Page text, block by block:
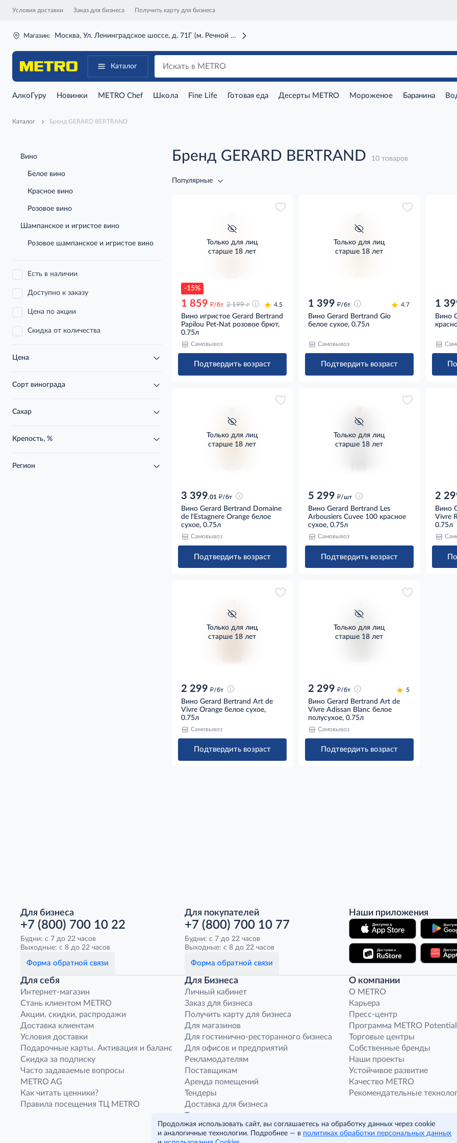
Условия доставки Заказ для бизнеса Получить карту для бизнеса
Магазин: Москва, Ул. Ленинградское шоссе, д. 71Г (м. Речной вокзал)
Каталог
АлкоГуру Новинки METRO Chef Школа Fine Life Готовая еда Десерты METRO Мороженое Баранина
Каталог Бренд GERARD BERTRAND
Вино
Белое вино
Красное вино
Розовое вино
Шампанское и игристое вино
Розовое шампанское и игристое вино
Есть в наличии
Доступно к заказу
Цена по акции
Скидка от количества
Цена
Сорт винограда
Сахар
Крепость, %
Регион
Бренд GERARD BERTRAND 10 товаров
Популярные
-15%
Только для лиц
старше 18 лет
1 859 д/бт 2 199 д 4.5
Вино игристое Gerard Bertrand
Papilou Pet-Nat розовое брют,
0.75л
Самовывоз
Подтвердить возраст
Только для лиц
старше 18 лет
1 399 д/бт 4.7
Вино Gerard Bertrand Gio
белое сухое, 0.75л
Самовывоз
Подтвердить возраст
1
Вино
Только для лиц
старше 18 лет
3 399.01 д/бт
Вино Gerard Bertrand Domaine
de l'Estagnere Orange белое
сухое, 0.75л
Самовывоз
Подтвердить возраст
Только для лиц
старше 18 лет
5 299 д/шт
Вино Gerard Bertrand Les
Arbousiers Cuvee 100 красное
сухое, 0.75л
Самовывоз
Подтвердить возраст
2
Вино
Vivre
0.75л
Только для лиц
старше 18 лет
2 299 д/бт
Вино Gerard Bertrand Art de
Vivre Orange белое сухое,
0.75л
Самовывоз
Подтвердить возраст
Только для лиц
старше 18 лет
2 299 д/бт 5
Вино Gerard Bertrand Art de
Vivre Adissan Blanc белое
полусухое, 0.75л
Самовывоз
Подтвердить возраст
Для бизнеса
+7 (800) 700 10 22
Будни: с 7 до 22 часов
Выходные: с 8 до 22 часов
Форма обратной связи
Для покупателей
+7 (800) 700 10 77
Будни: с 7 до 22 часов
Выходные: с 8 до 22 часов
Форма обратной связи
Наши приложения
Для себя
Интернет-магазин
Стань клиентом METRO
Акции, скидки, распродажи
Доставка клиентам
Условия доставки
Подарочные карты. Активация и баланс
Скидка за подписку
Часто задаваемые вопросы
METRO AG
Как читать ценники?
Правила посещения ТЦ METRO
Для Бизнеса
Личный кабинет
Заказ для бизнеса
Получить карту для бизнеса
Для магазинов
Для гостинично-ресторанного бизнеса
Для офисов и предприятий
Рекламодателям
Поставщикам
Аренда помещений
Тендеры
Доставка для бизнеса
Транспортным компаниям
Франшиза магазина «Фасоль»
Нарушения корпоративных норм
О компании
O METRO
Карьера
Пресс-центр
Программа METRO
Торговые центры
Собственные бренды
Наши проекты
Устойчивое развитие
Качество METRO
Рекомендательные
Продолжая использовать сайт, вы соглашаетесь на обработку данных через cookie
и аналогичные технологии. Подробнее — в политиках обработки персональных данных